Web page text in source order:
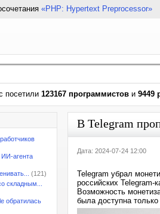
«PHP: Hypertext Preprocessor»
посетили 123167 программистов и 9449
ИИ-агента
(121)
складным...
обратилась
В Telegram
Дата: 2024-07-24 12:00
Telegram убрал
российских Telegram-
Возможность
была доступна